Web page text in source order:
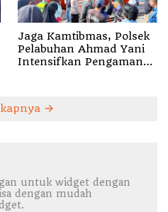
Jaga Kamtibmas, Polsek
Pelabuhan Ahmad Yani
Intensifkan Pengamanan
untuk widget dengan
dengan mudah